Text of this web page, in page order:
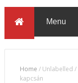
Home /Unlabelled /
kapcsán